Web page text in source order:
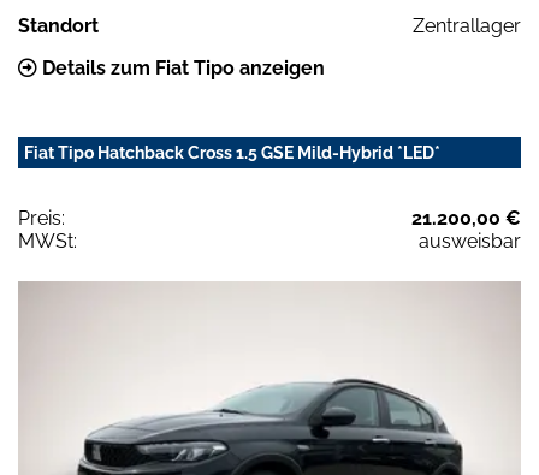
Standort
Zentrallager
Details zum Fiat Tipo anzeigen
Fiat Tipo Hatchback Cross 1.5 GSE Mild-Hybrid *LED*
Preis:
21.200,00 €
MWSt:
ausweisbar